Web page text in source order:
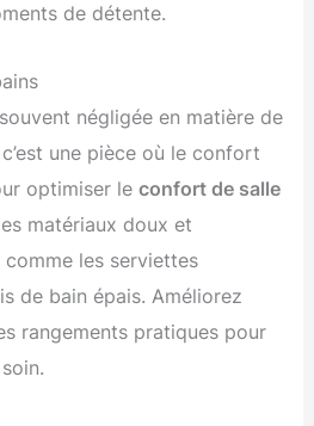
de détente.
négligée en matière de
une pièce où le confort
optimiser leconfort de salle
matériaux doux et
les serviettes
de bain épais. Améliorez
rangements pratiques pour